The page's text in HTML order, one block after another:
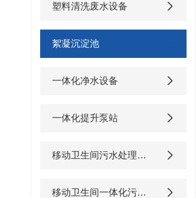
塑料清洗废水设备
絮凝沉淀池
一体化净水设备
一体化提升泵站
移动卫生间污水处理设备
移动卫生间一体化污水处理设备